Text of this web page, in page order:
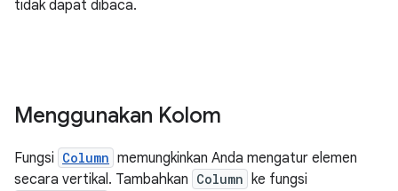
tidak dapat dibaca.
Menggunakan Kolom
Fungsi Column memungkinkan Anda mengatur elemen
secara vertikal. Tambahkan Column ke fungsi